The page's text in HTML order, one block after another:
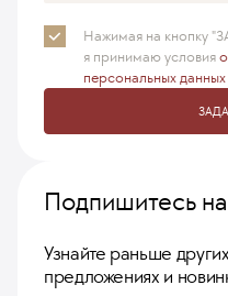
Нажимая на кнопку
я принимаюусловия
персональных данных
Подпишитесь
Узнайте раньше
предложениях и